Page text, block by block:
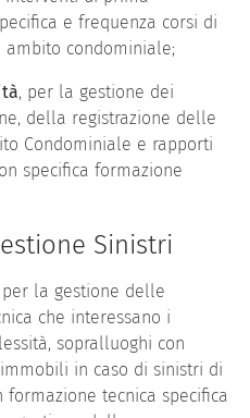
e frequenza corsi di
condominiale;
, per la gestione dei
della registrazione delle
Condominiale e rapporti
specifica formazione
Sinistri
per la gestione delle
che interessano i
sopralluoghi con
in caso di sinistri di
tecnica specifica